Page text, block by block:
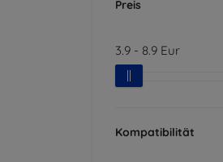
Preis
3.9 - 8.9 Eur
Kompatibilität